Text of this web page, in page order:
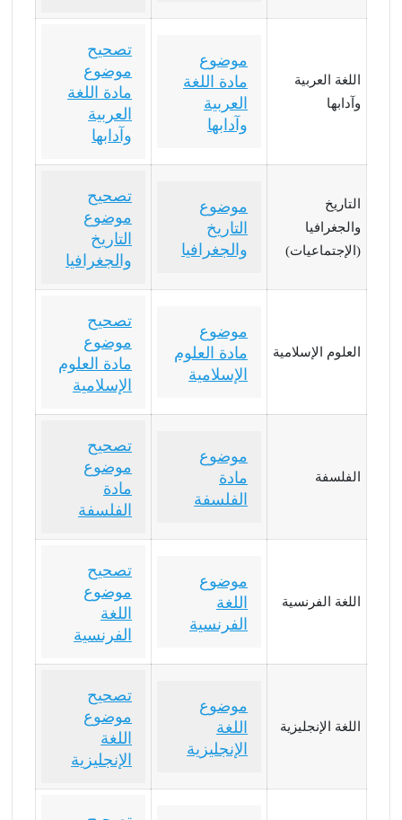
اللغة العربية
وآدابها
موضوع
مادة اللغة
العربية
وآدابها
تصحيح
موضوع
مادة اللغة
العربية
وآدابها
التاريخ
والجغرافيا
(الإجتماعيات)
موضوع
التاريخ
والجغرافيا
تصحيح
موضوع
التاريخ
والجغرافيا
العلوم الإسلامية
موضوع
مادة العلوم
الإسلامية
تصحيح
موضوع
مادة العلوم
الإسلامية
الفلسفة
موضوع
مادة
الفلسفة
تصحيح
موضوع
مادة
الفلسفة
اللغة الفرنسية
موضوع
اللغة
الفرنسية
تصحيح
موضوع
اللغة
الفرنسية
اللغة الإنجليزية
موضوع
اللغة
الإنجليزية
تصحيح
موضوع
اللغة
الإنجليزية